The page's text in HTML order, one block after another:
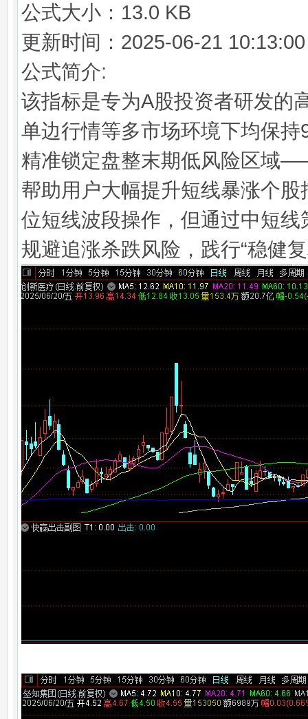
公式大小：13.0 KB
更新时间：2025-06-21 10:13:00
公式简介:
该指标是专为A股投资者研发的
单边行情等多市场环境下均保
精准锁定盘整末期低风险区域
帮助用户大幅提升短线暴涨个
位短线波段操作，但通过中短
规避追涨杀跌风险，践行“稳健